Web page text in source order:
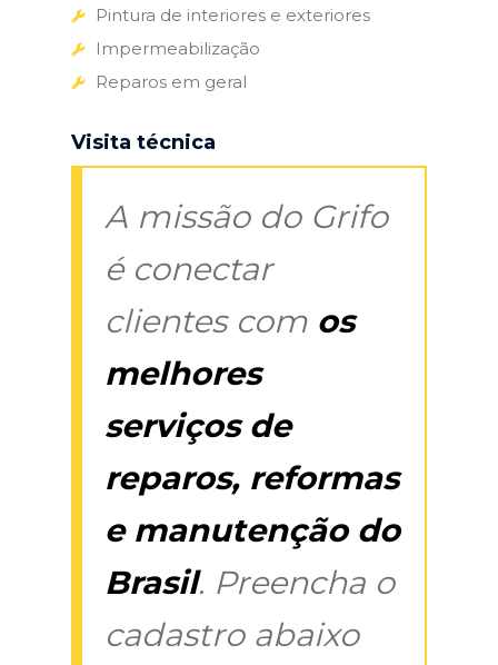
Pintura de interiores e exteriores
Impermeabilização
Reparos em geral
Visita técnica
A missão do Grifo
é conectar
clientes com os
melhores
serviços de
reparos, reformas
e manutenção do
Brasil. Preencha o
cadastro abaixo